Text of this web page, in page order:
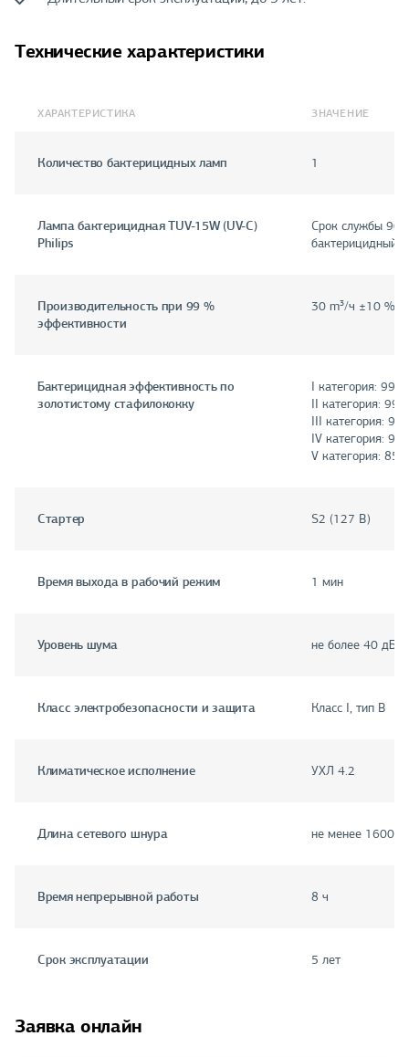
Технические характеристики
ХАРАКТЕРИСТИКА ЗНАЧЕНИЕ
Количество бактерицидных ламп 1
Лампа бактерицидная TUV-15W (UV-C)
Philips
Срок службы
бактерицидный
Производительность при 99 %
эффективности
30 m³/ч ±10 %
Бактерицидная эффективность по
золотистому стафилококку
I категория:
II категория: 99
III категория: 95
IV категория: 90
V категория: 85
Стартер S2 (127 В)
Время выхода в рабочий режим 1 мин
Уровень шума не более 40 дБ
Класс электробезопасности и защита Класс I, тип В
Климатическое исполнение УХЛ 4.2
Длина сетевого шнура не менее 1600
Время непрерывной работы 8 ч
Срок эксплуатации 5 лет
Заявка онлайн